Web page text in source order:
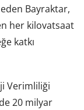
Bayraktar,
her kilovatsaat
katkı
Verimliliği
20 milyar